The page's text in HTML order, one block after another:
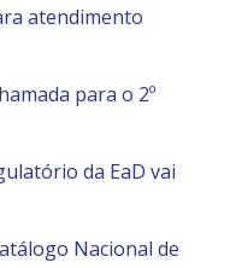
atendimento
para o 2º
da EaD vai
Nacional de